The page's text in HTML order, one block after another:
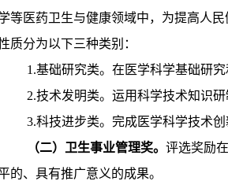
等医药卫生与健康领域中，为提高人
质分为以下三种类别：
1.基础研究类。在医学科学基础研
2.技术发明类。运用科学技术知识
3.科技进步类。完成医学科学技术
（二）卫生事业管理奖。评选奖励
的、具有推广意义的成果。